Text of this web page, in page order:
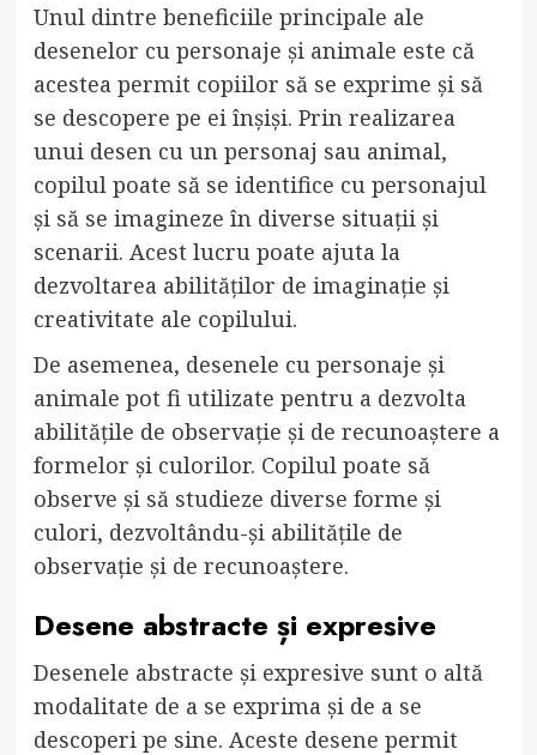
Unul dintre beneficiile principale ale
desenelor cu personaje și animale este că
acestea permit copiilor să se exprime și să
se descopere pe ei înșiși. Prin realizarea
unui desen cu un personaj sau animal,
copilul poate să se identifice cu personajul
și să se imagineze în diverse situații și
scenarii. Acest lucru poate ajuta la
dezvoltarea abilităților de imaginație și
creativitate ale copilului.
De asemenea, desenele cu personaje și
animale pot fi utilizate pentru a dezvolta
abilitățile de observație și de recunoaștere a
formelor și culorilor. Copilul poate să
observe și să studieze diverse forme și
culori, dezvoltându-și abilitățile de
observație și de recunoaștere.
Desene abstracte și expresive
Desenele abstracte și expresive sunt o altă
modalitate de a se exprima și de a se
descoperi pe sine. Aceste desene permit